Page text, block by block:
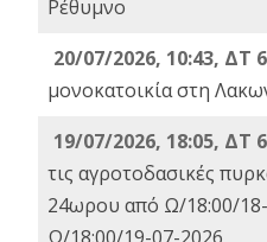
Ρέθυμνο
20/07/2026, 10:43, ΔΤ
μονοκατοικία στη
19/07/2026, 18:05, ΔΤ
τις αγροτοδασικές
24ωρου από Ω/18:00/